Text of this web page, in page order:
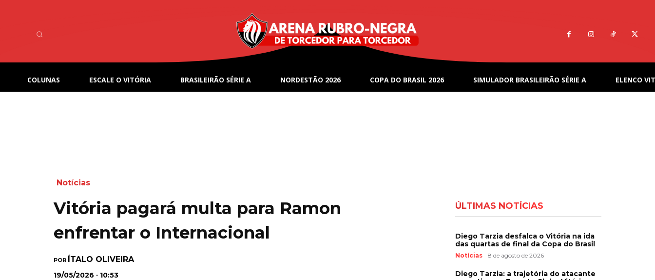
COLUNAS ESCALE O VITÓRIA BRASILEIRÃO SÉRIE A NORDESTÃO 2026 COPA DO BRASIL 2026 SIMULADOR BRASILEIRÃO SÉRIE A ELENCO
Notícias
Vitória pagará multa para Ramon
enfrentar o Internacional
POR ÍTALO OLIVEIRA
19/05/2026 · 10:53
ÚLTIMAS NOTÍCIAS
Diego Tarzia desfalca o Vitória na ida
das quartas de final da Copa do Brasil
Notícias 8 de agosto de 2026
Diego Tarzia: a trajetória do atacante